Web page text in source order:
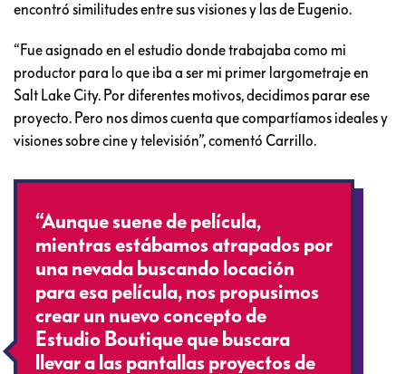
encontró similitudes entre sus visiones y las de Eugenio.
“Fue asignado en el estudio donde trabajaba como mi
productor para lo que iba a ser mi primer largometraje en
Salt Lake City. Por diferentes motivos, decidimos parar ese
proyecto. Pero nos dimos cuenta que compartíamos ideales y
visiones sobre cine y televisión”, comentó Carrillo.
“Aunque suene de película,
mientras estábamos atrapados por
una nevada buscando locación
para esa película, nos propusimos
crear un nuevo concepto de
Estudio Boutique que buscara
llevar a las pantallas proyectos de